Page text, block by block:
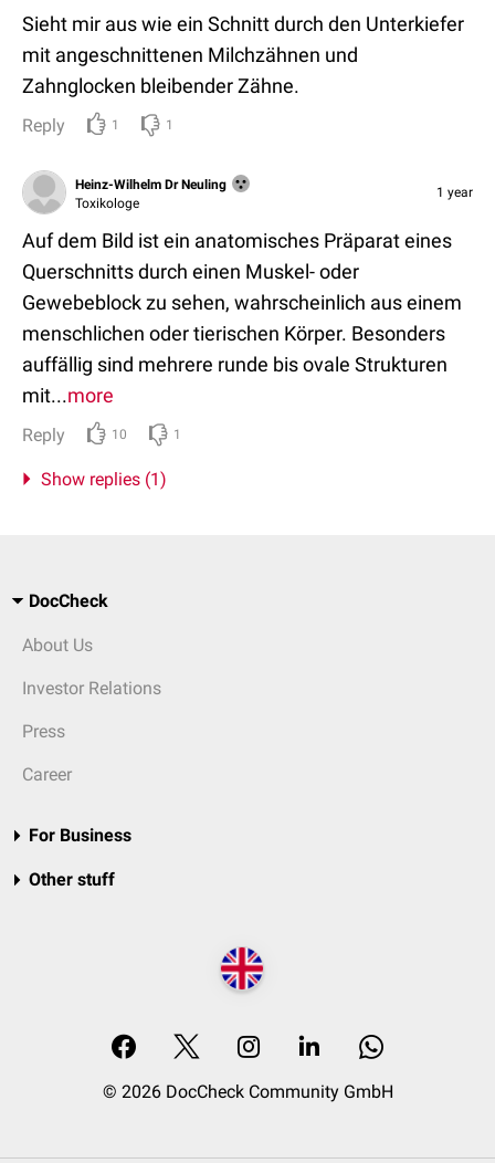
Sieht mir aus wie ein Schnitt durch den Unterkiefer
mit angeschnittenen Milchzähnen und
Zahnglocken bleibender Zähne.
Reply 1 1
Heinz-Wilhelm Dr Neuling
Toxikologe
1 year
Auf dem Bild ist ein anatomisches Präparat eines
Querschnitts durch einen Muskel- oder
Gewebeblock zu sehen, wahrscheinlich aus einem
menschlichen oder tierischen Körper. Besonders
auffällig sind mehrere runde bis ovale Strukturen
mit...more
Reply 10 1
Show replies (1)
DocCheck
About Us
Investor Relations
Press
Career
For Business
Other stuff
© 2026 DocCheck Community GmbH